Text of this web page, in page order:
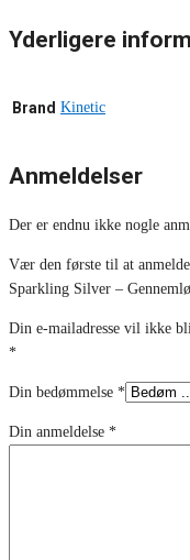
Yderligere
Brand Kinetic
Anmeldelser
Der er endnu ikke nogle
Vær den første til at
Sparkling Silver –
Din e-mailadresse vil ikke
*
Din bedømmelse *
Din anmeldelse *